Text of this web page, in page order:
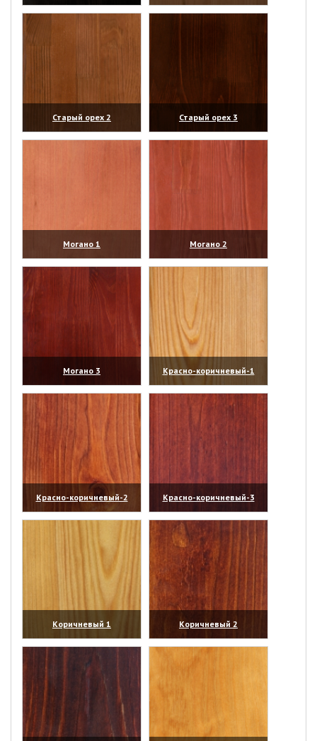
(увеличить) (увеличить)
Старый орех 2
(увеличить)
Старый орех 3
(увеличить)
Могано 1
(увеличить)
Могано 2
(увеличить)
Могано 3
(увеличить)
Красно-коричневый-1
(увеличить)
Красно-коричневый-2
(увеличить)
Красно-коричневый-3
(увеличить)
Коричневый 1
(увеличить)
Коричневый 2
(увеличить)